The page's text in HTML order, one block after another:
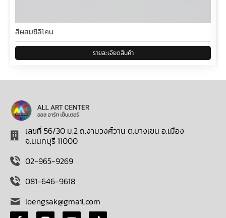
สีผสมซิลิโคน
เลขที่ 56/30 ม.2 ถ.งามวงศ์วาน ต.บางเขน อ.เมือง
จ.นนทบุรี 11000
02-965-9269
081-646-9618
loengsak@gmail.com